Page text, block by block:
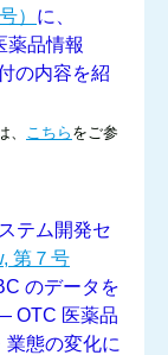
） に、
薬品情報
の内容を紹
こちら をご参
テム開発セ
第７号
のデータを
OTC 医薬品
業態の変化に